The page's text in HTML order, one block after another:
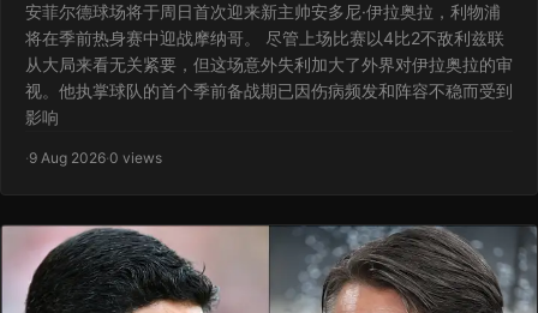
安菲尔德球场将于周日首次迎来新主帅安多尼·伊拉奥拉，利物浦
将在季前热身赛中迎战摩纳哥。 尽管上场比赛以4比2不敌利兹联
从大局来看无关紧要，但这场意外失利加大了外界对伊拉奥拉的审
视。他执掌球队的首个季前备战期已因伤病频发和阵容不稳而受到
影响
·9 Aug 2026·0 views